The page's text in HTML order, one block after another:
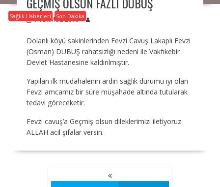
Sağlık Haberleri Son Dakika
1 TEMMUZ 2010
Dolanlı köyü sakinlerinden Fevzi Cavuş Lakaplı Fevzi
(Osman) DÜBÜŞ rahatsızlığı nedeni ile Vakfıkebir
Devlet Hastanesine kaldırılmıştır.
Yapılan ilk müdahalenin ardın sağlık durumu iyi olan
Fevzi amcamız bir süre müşahade altında tutularak
tedavi göreceketir.
Fevzi cavuş’a Geçmiş olsun dileklerimizi iletiyoruz
ALLAH acil şifalar versin.